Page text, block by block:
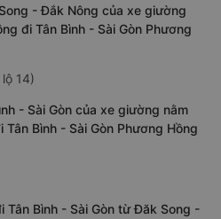
- Đắk Nông của xe giường
đi Tân Bình - Sài Gòn Phương
14)
- Sài Gòn của xe giường nằm
Bình - Sài Gòn Phương Hồng
Tân Bình - Sài Gòn từ Đăk Song -